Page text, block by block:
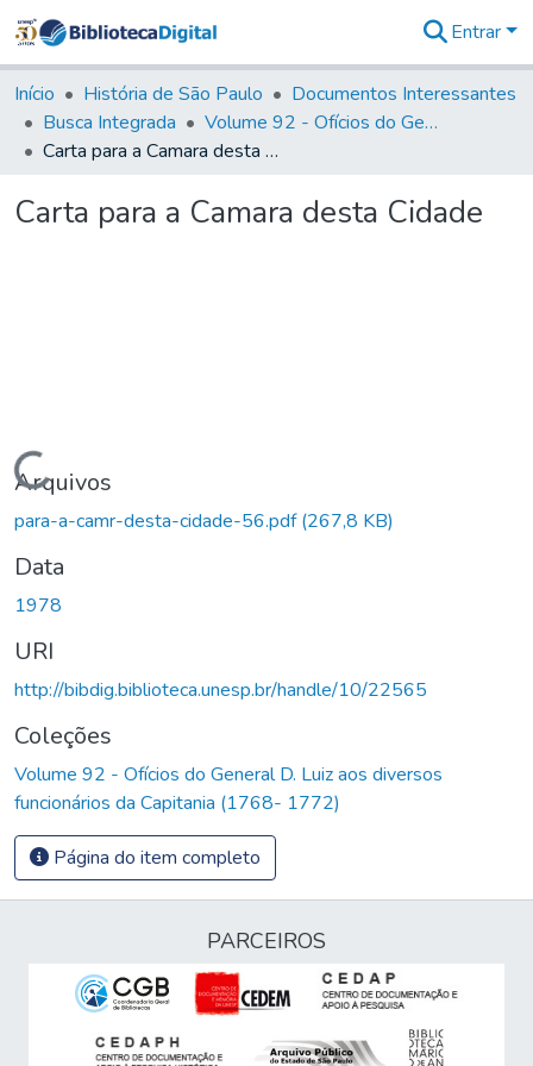
&
Coleções
Tudo na
Biblioteca
Estatísticas
Entrar
Início História de São Paulo
Documentos Interessantes
Busca Integrada
Volume 92 - Ofícios do General D. Luiz aos diversos funcionários da Capitania (1768- 1772)
Carta para a Camara desta Cidade
Carta para a Camara desta Cidade
Carregando...
Arquivos
para-a-camr-desta-cidade-56.pdf(267,8 KB)
Data
1978
URI
http://bibdig.biblioteca.unesp.br/handle/10/22565
Coleções
Volume 92 - Ofícios do General D. Luiz aos diversos
funcionários da Capitania (1768- 1772)
Página do item completo
PARCEIROS